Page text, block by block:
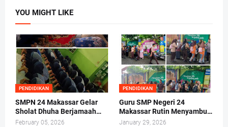
YOU MIGHT LIKE
PENDIDIKAN
SMPN 24 Makassar Gelar
Sholat Dhuha Berjamaah
Sebelum Kegiatan Belajar
February 05, 2026
PENDIDIKAN
Guru SMP Negeri 24
Makassar Rutin Menyambut
Siswa di Gerbang
January 29, 2026